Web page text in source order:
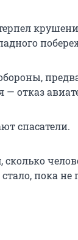
отказ
спасатели.
пока не